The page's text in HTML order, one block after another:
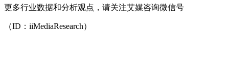
更多行业数据和分析观点，请关注艾媒咨询微信号
（ID：iiMediaResearch）